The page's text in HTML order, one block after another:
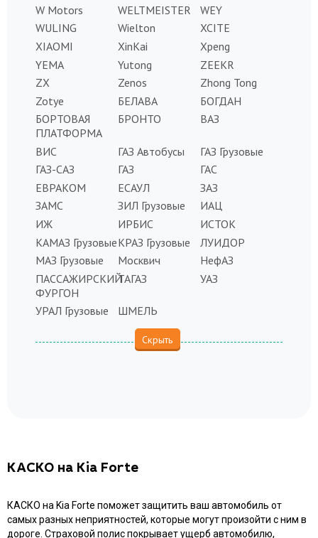
W Motors
WELTMEISTER
WEY
WULING
Wielton
XCITE
XIAOMI
XinKai
Xpeng
YEMA
Yutong
ZEEKR
ZX
Zenos
Zhong Tong
Zotye
БЕЛАВА
БОГДАН
БОРТОВАЯ
ПЛАТФОРМА
БРОНТО ВАЗ
ВИС ГАЗ Автобусы
ГАЗ Грузовые
ГАЗ-САЗ
ГАЗ
ГАС
ЕВРАКОМ
ЕСАУЛ
ЗАЗ
ЗАМС
ЗИЛ Грузовые
ИАЦ
ИЖ
ИРБИС
ИСТОК
КАМАЗ ГрузовыеКРАЗ Грузовые
ЛУИДОР
МАЗ Грузовые
Москвич
НефАЗ
ПАССАЖИРСКИЙ
ФУРГОН
ТАГАЗ УАЗ
УРАЛ Грузовые ШМЕЛЬ
КАСКО на Kia Forte
КАСКО на Kia Forte поможет защитить ваш автомобиль от
самых разных неприятностей, которые могут произойти с ним в
дороге. Страховой полис покрывает ущерб автомобилю,